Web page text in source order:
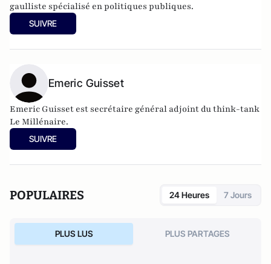
gaulliste spécialisé en politiques publiques.
SUIVRE
Emeric Guisset
Emeric Guisset est secrétaire général adjoint du think-tank
Le Millénaire.
SUIVRE
POPULAIRES 24 Heures 7 Jours
PLUS LUS PLUS PARTAGES